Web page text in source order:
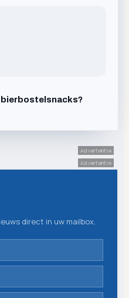
bierbostelsnacks?
Advertentie
Advertentie
direct in uw mailbox.